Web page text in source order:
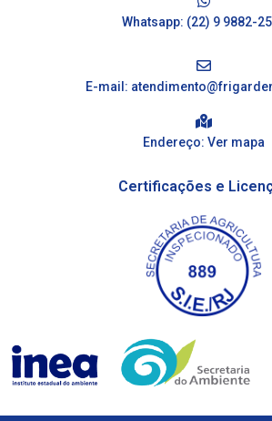
Whatsapp: (22) 9 9882-
E-mail:
Endereço: Ver mapa
Certificações e